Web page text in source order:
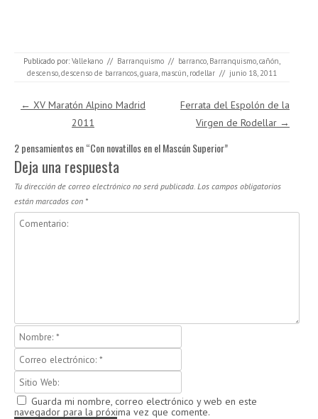
Publicado por: Vallekano // Barranquismo // barranco Barranquismo cañón
descenso descenso de barrancos guara mascún rodellar // junio 18, 2011
Navegación de entradas
← XV Maratón Alpino Madrid
2011
Ferrata del Espolón de la
Virgen de Rodellar →
2 pensamientos en “Con novatillos en el Mascún Superior”
Deja una respuesta
Tu dirección de correo electrónico no será publicada. Los campos obligatorios
están marcados con *
Guarda mi nombre, correo electrónico y web en este
navegador para la próxima vez que comente.